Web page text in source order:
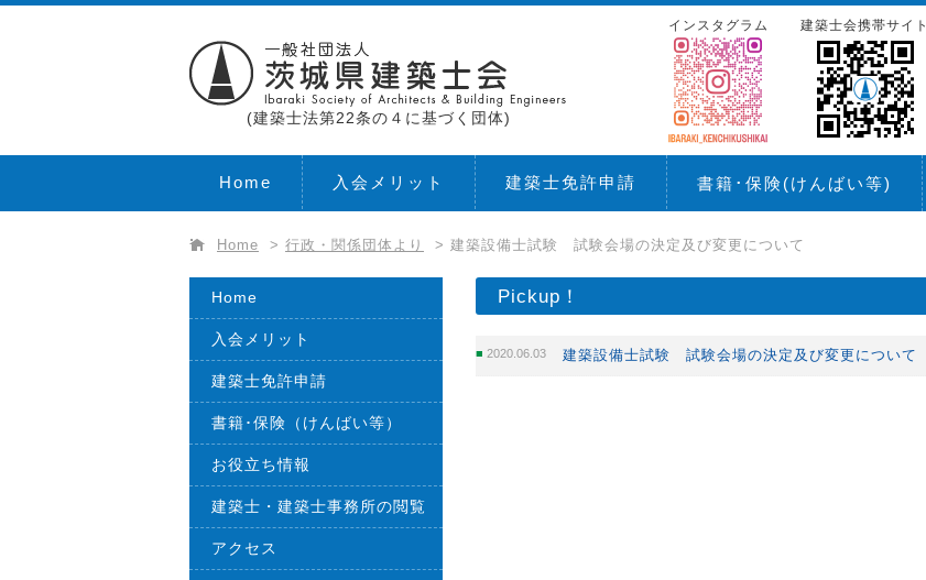
(建築士法第22条の４に基づく団体)
建築士会携帯サイト
インスタグラム
Home 入会メリット 建築士免許申請 書籍･保険(けんばい等)
Home > 行政・関係団体より > 建築設備士試験 試験会場の決定及び変更について
Pickup！
2020.06.03 建築設備士試験 試験会場の決定及び変更について
Home
入会メリット
建築士免許申請
書籍･保険（けんばい等）
お役立ち情報
建築士・建築士事務所の閲覧
アクセス